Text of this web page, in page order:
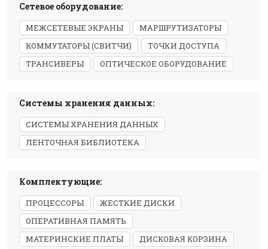
Сетевое оборудование:
МЕЖСЕТЕВЫЕ ЭКРАНЫ
МАРШРУТИЗАТОРЫ
КОММУТАТОРЫ (СВИТЧИ)
ТОЧКИ ДОСТУПА
ТРАНСИВЕРЫ
ОПТИЧЕСКОЕ ОБОРУДОВАНИЕ
Системы хранения данных:
СИСТЕМЫ ХРАНЕНИЯ ДАННЫХ
ЛЕНТОЧНАЯ БИБЛИОТЕКА
Комплектующие:
ПРОЦЕССОРЫ
ЖЕСТКИЕ ДИСКИ
ОПЕРАТИВНАЯ ПАМЯТЬ
МАТЕРИНСКИЕ ПЛАТЫ
ДИСКОВАЯ КОРЗИНА